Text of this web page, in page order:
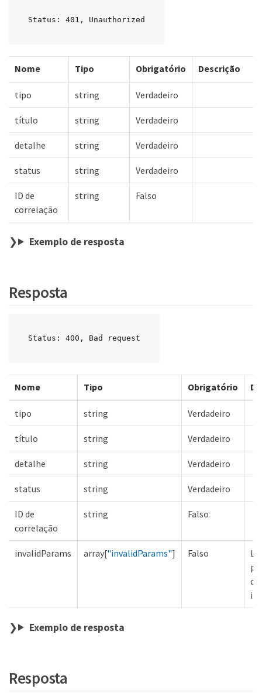
Status: 401, Unauthorized
Nome Tipo Obrigatório Descrição
tipo string Verdadeiro
título string Verdadeiro
detalhe string Verdadeiro
status string Verdadeiro
ID de
correlação
string Falso
Exemplo de resposta
Resposta
Status: 400, Bad request
Nome Tipo Obrigatório
tipo string Verdadeiro
título string Verdadeiro
detalhe string Verdadeiro
status string Verdadeiro
ID de
correlação
string Falso
invalidParams array["invalidParams"] Falso
Exemplo de resposta
Resposta